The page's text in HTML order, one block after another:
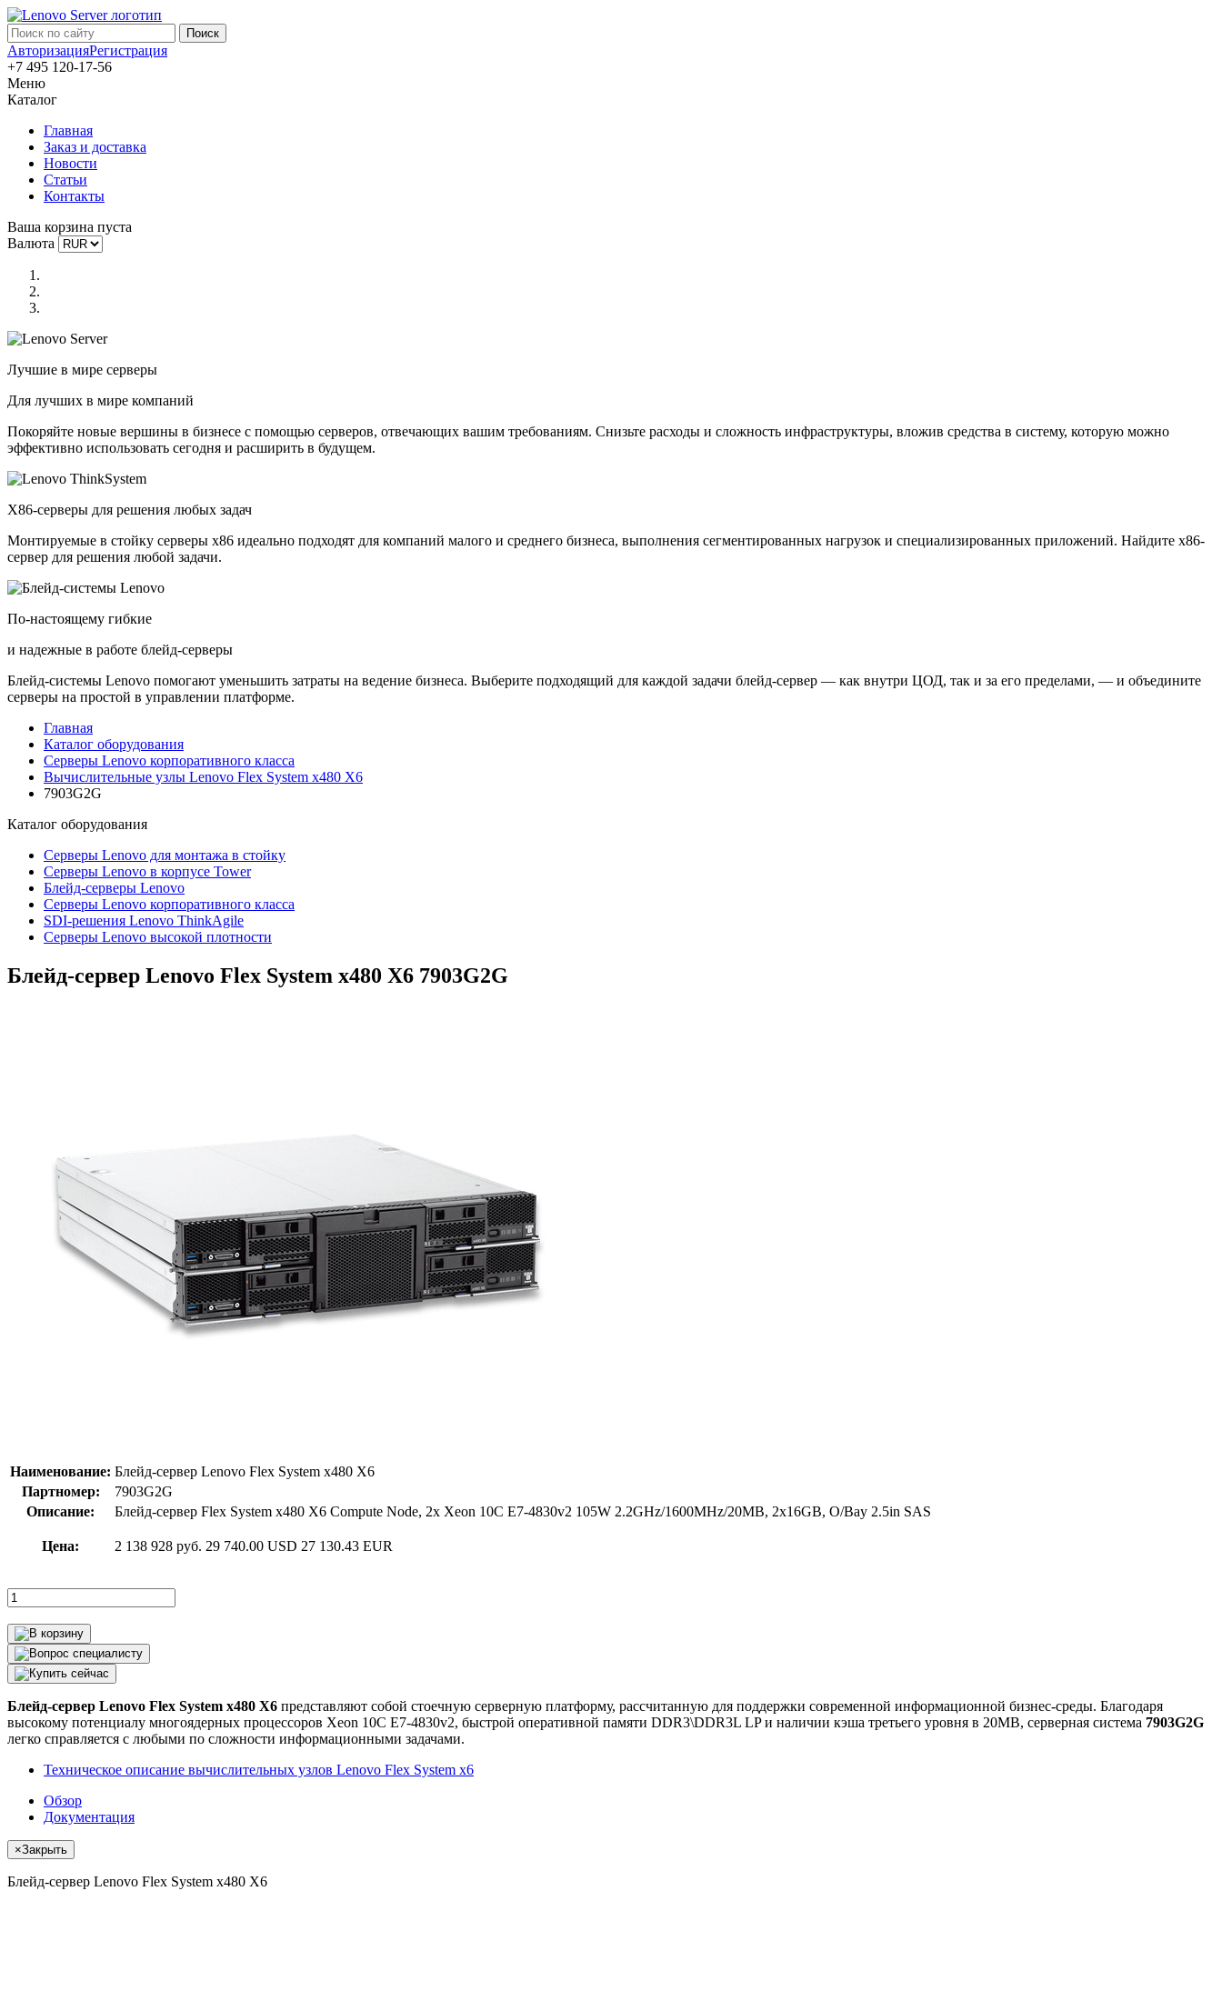
АвторизацияРегистрация
+7 495 120-17-56
Меню
Каталог
Главная
Заказ и доставка
Новости
Статьи
Контакты
Ваша корзина пуста
Валюта
Лучшие в мире серверы
Для лучших в мире компаний
Покоряйте новые вершины в бизнесе с помощью серверов, отвечающих вашим требованиям. Снизьте расходы и сложность инфраструктуры, вложив средства в систему, которую можно
эффективно использовать сегодня и расширить в будущем.
X86-серверы для решения любых задач
Монтируемые в стойку серверы x86 идеально подходят для компаний малого и среднего бизнеса, выполнения сегментированных нагрузок и специализированных приложений. Найдите x86-
сервер для решения любой задачи.
По-настоящему гибкие
и надежные в работе блейд-серверы
Блейд-системы Lenovo помогают уменьшить затраты на ведение бизнеса. Выберите подходящий для каждой задачи блейд-сервер — как внутри ЦОД, так и за его пределами, — и объедините
серверы на простой в управлении платформе.
Главная
Каталог оборудования
Cерверы Lenovo корпоративного класса
Вычислительные узлы Lenovo Flex System x480 X6
7903G2G
Каталог оборудования
Серверы Lenovo для монтажа в стойку
Серверы Lenovo в корпусе Tower
Блейд-серверы Lenovo
Cерверы Lenovo корпоративного класса
SDI-решения Lenovo ThinkAgile
Серверы Lenovo высокой плотности
Блейд-сервер Lenovo Flex System x480 X6 7903G2G
Наименование: Блейд-сервер Lenovo Flex System x480 X6
Партномер:
7903G2G
Описание:
Блейд-сервер Flex System x480 X6 Compute Node, 2x Xeon 10C E7-4830v2 105W 2.2GHz/1600MHz/20MB, 2x16GB, O/Bay 2.5in SAS
Цена: 2 138 928 руб. 29 740.00 USD 27 130.43 EUR
Блейд-сервер Lenovo Flex System x480 X6 представляют собой стоечную серверную платформу, рассчитанную для поддержки современной информационной бизнес-среды. Благодаря
высокому потенциалу многоядерных процессоров Xeon 10C E7-4830v2, быстрой оперативной памяти DDR3\DDR3L LP и наличии кэша третьего уровня в 20MB, серверная система 7903G2G
легко справляется с любыми по сложности информационными задачами.
Техническое описание вычислительных узлов Lenovo Flex System x6
Обзор
Документация
×Закрыть
Блейд-сервер Lenovo Flex System x480 X6